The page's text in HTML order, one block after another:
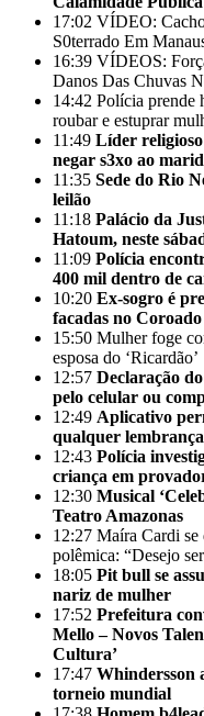
17:02 VÍDEO:
S0terrado Em
16:39 VÍDEOS:
Danos Das Chuvas
14:42 Polícia prende
roubar e estuprar
11:49 Líder religioso
negar s3xo ao
11:35 Sede do Rio
leilão
11:18 Palácio da
Hatoum, neste
11:09 Polícia
400 mil dentro de
10:20 Ex-sogro é
facadas no Coroado
15:50 Mulher foge
esposa do ‘Ricardão’
12:57 Declaração
pelo celular ou
12:49 Aplicativo
qualquer
12:43 Polícia
criança em
12:30 Musical
Teatro Amazonas
12:27 Maíra Cardi se
polêmica: “Desejo
18:05 Pit bull se
nariz de mulher
17:52 Prefeitura
Mello – Novos
Cultura’
17:47 Whindersson
torneio mundial